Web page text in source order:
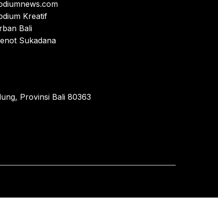
Kreatif
Bali
Sukadana
Provinsi Bali 80363